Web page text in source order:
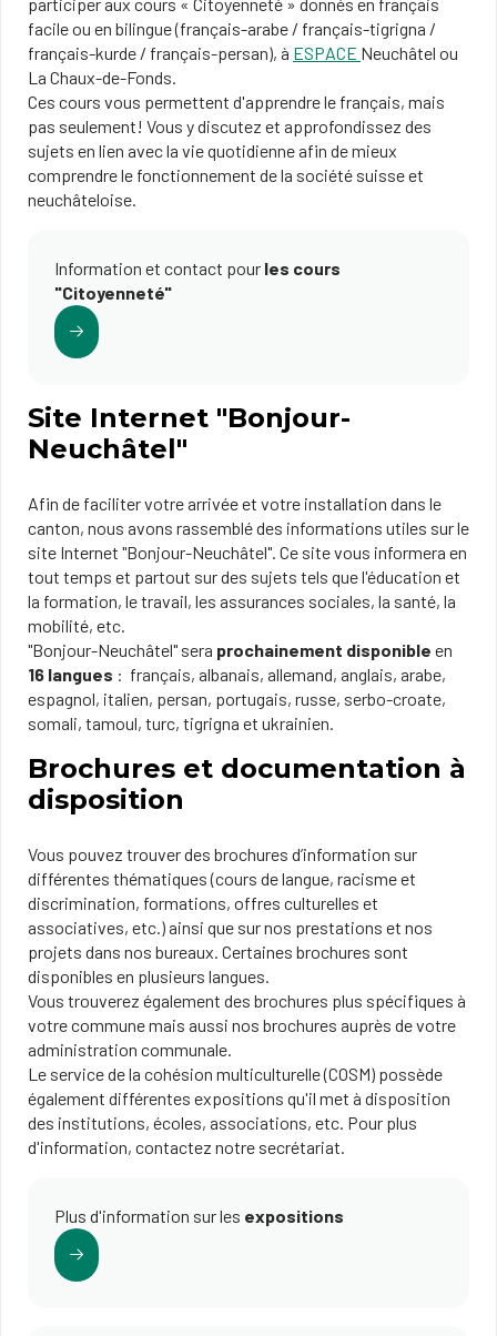
facile ou en bilingue (français-arabe / français-tigrigna /
français-kurde / français-persan), à ESPACE Neuchâtel ou
La Chaux-de-Fonds.
Ces cours vous permettent d'apprendre le français, mais
pas seulement! Vous y discutez et approfondissez des
sujets en lien avec la vie quotidienne afin de mieux
comprendre le fonctionnement de la société suisse et
neuchâteloise.
Information et contact pour les cours
"Citoyenneté"
Site Internet "Bonjour-
Neuchâtel"
Afin de faciliter votre arrivée et votre installation dans le
canton, nous avons rassemblé des informations utiles sur le
site Internet "Bonjour-Neuchâtel". Ce site vous informera en
tout temps et partout sur des sujets tels que l'éducation et
la formation, le travail, les assurances sociales, la santé, la
mobilité, etc.
"Bonjour-Neuchâtel" sera prochainement disponible en
16 langues : français, albanais, allemand, anglais, arabe,
espagnol, italien, persan, portugais, russe, serbo-croate,
somali, tamoul, turc, tigrigna et ukrainien.
Brochures et documentation à
disposition
Vous pouvez trouver des brochures d’information sur
différentes thématiques (cours de langue, racisme et
discrimination, formations, offres culturelles et
associatives, etc.) ainsi que sur nos prestations et nos
projets dans nos bureaux. Certaines brochures sont
disponibles en plusieurs langues.
Vous trouverez également des brochures plus spécifiques à
votre commune mais aussi nos brochures auprès de votre
administration communale.
Le service de la cohésion multiculturelle (COSM) possède
également différentes expositions qu'il met à disposition
des institutions, écoles, associations, etc. Pour plus
d'information, contactez notre secrétariat.
Plus d'information sur les expositions